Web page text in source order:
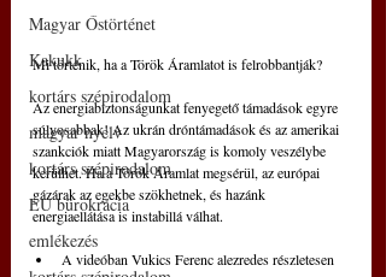
Magyar Őstörténet
Kakukk
kortárs szépirodalom
magyar nyelv
kortárs szépirodalom
EU bürokrácia
emlékezés
Mi történik, ha a Török Áramlatot is felrobbantják?
Az energiabiztonságunkat fenyegető támadások egyre
súlyosabbak! Az ukrán dróntámadások és az amerikai
szankciók miatt Magyarország is komoly veszélybe
kerülhet. Ha a Török Áramlat megsérül, az európai
gázárak az egekbe szökhetnek, és hazánk
energiaellátása is instabillá válhat.
A videóban Vukics Ferenc alezredes részletesen